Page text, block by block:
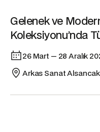
Gelenek ve
Koleksiyonu’nda
26 Mart — 28 Aralık
Arkas Sanat Alsancak